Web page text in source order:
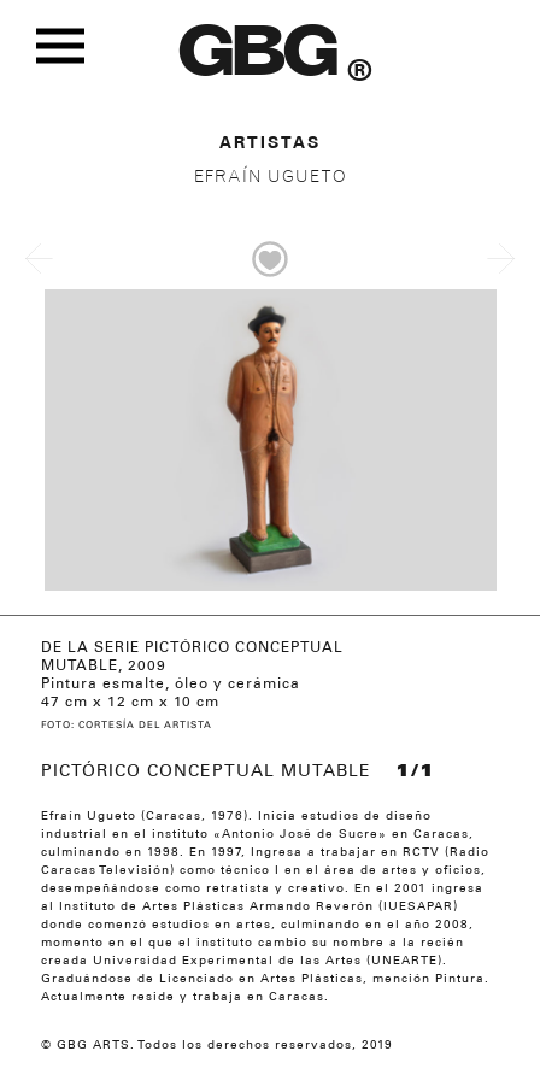
GBG ®
ARTISTAS
EFRAÍN UGUETO
DE LA SERIE PICTÓRICO CONCEPTUAL
MUTABLE, 2009
Pintura esmalte, óleo y cerámica
47 cm x 12 cm x 10 cm
FOTO: CORTESÍA DEL ARTISTA
DE LA SERIE INTERCRUZAMIENTOS, 2016
DETALLE DE LA SERIE INTERCRUZAMIENTOS,
2016
DE LA SERIE FORMATO PÍXELES, 2016
DE LA SERIE FORMATO PÍXELES, 2016
DE LA SERIE INTERPROGRESIONES, 2017
DE LA SERIE INTERPROGRESIONES, 2017
DE LA SERIE TRANSMARCO, 2017
DE LA SERIE TRANSMARCO, 2017
PICTÓRICO CONCEPTUAL MUTABLE 1/1
Efraín Ugueto (Caracas, 1976). Inicia estudios de diseño
industrial en el instituto «Antonio José de Sucre» en Caracas,
culminando en 1998. En 1997, Ingresa a trabajar en RCTV (Radio
Caracas Televisión) como técnico I en el área de artes y oficios,
desempeñándose como retratista y creativo. En el 2001 ingresa
al Instituto de Artes Plásticas Armando Reverón (IUESAPAR)
donde comenzó estudios en artes, culminando en el año 2008,
momento en el que el instituto cambio su nombre a la recién
creada Universidad Experimental de las Artes (UNEARTE).
Graduándose de Licenciado en Artes Plásticas, mención Pintura.
Actualmente reside y trabaja en Caracas.
© GBG ARTS. Todos los derechos reservados, 2019